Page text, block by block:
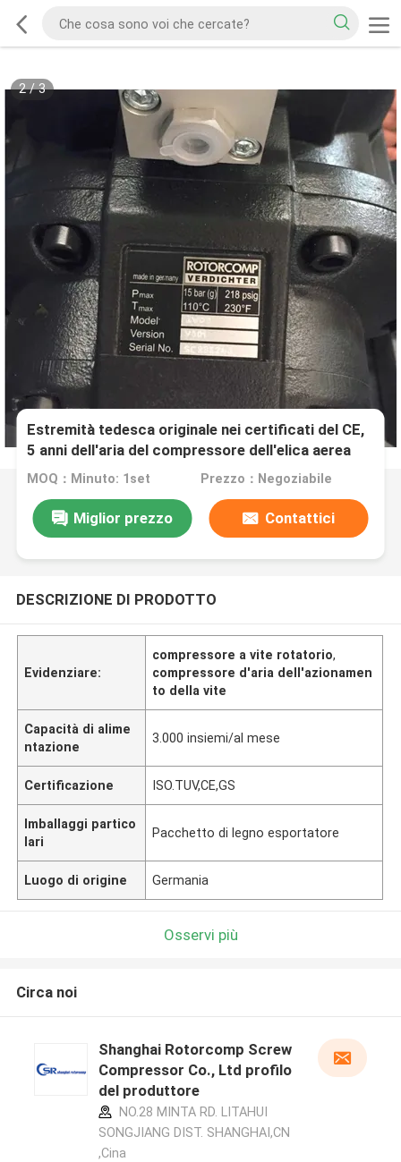
2/3
Estremità tedesca originale nei certificati del CE,
5 anni dell'aria del compressore dell'elica aerea
30HP di garanzia
MOQ：Minuto: 1set Prezzo：Negoziabile
Miglior prezzo Contattici
DESCRIZIONE DI PRODOTTO
Evidenziare:
compressore a vite rotatorio,
compressore d'aria dell'azionamen
to della vite
Capacità di alime
ntazione
3.000 insiemi/al mese
Certificazione ISO.TUV,CE,GS
Imballaggi partico
lari
Pacchetto di legno esportatore
Luogo di origine Germania
Osservi più
Circa noi
Shanghai Rotorcomp Screw
Compressor Co., Ltd profilo
del produttore
NO.28 MINTA RD. LITAHUI
SONGJIANG DIST. SHANGHAI,CN
,Cina